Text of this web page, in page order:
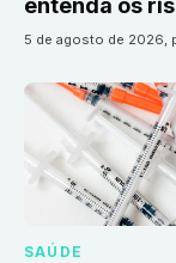
entenda os
5 de agosto de 2026,
SAÚDE